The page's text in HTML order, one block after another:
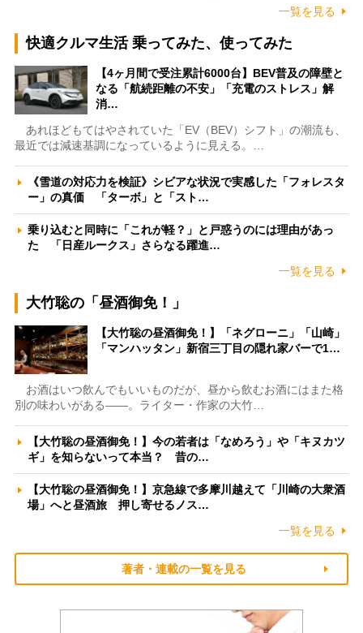
一覧を見る
快適クルマ生活 乗ってみた、使ってみた
【4ヶ月間で受注累計6000台】BEV普及の障壁と
なる「航続距離の不安」「充電のストレス」解
消…
あれほどもてはやされていた「EV（BEV）シフト」の潮流も、
最近では減速基調になっているように見える。…
《雪道の対応力を検証》シビアな状況で実感した「フォレスタ
ー」の真価 「ターボ」と「スト…
乗り込むと同時に「これが軽？」と戸惑うのには理由があっ
た 「日産ルークス」さらなる躍進…
一覧を見る
大竹聡の「昼酒御免！」
【大竹聡の昼酒御免！】「ネグローニ」「山崎」
「マンハッタン」新宿三丁目の隠れ家バーで1…
お酒はいつ飲んでもいいものだが、昼から飲むお酒にはまた格
別の味わいがある――。ライター・作家の大竹…
【大竹聡の昼酒御免！】今の若者は「なめろう」や「キヌカツ
ギ」を知らないって本当？ 昔の…
【大竹聡の昼酒御免！】京急線で多摩川越えて「川崎の大衆酒
場」へと昼酒旅 押し寄せるノス…
一覧を見る
著者・連載の一覧を見る